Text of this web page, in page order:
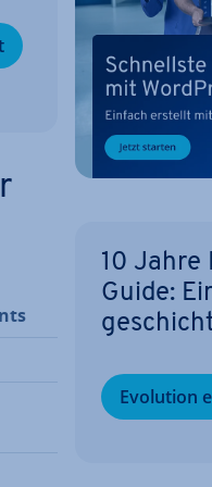
10 Jahre
Guide:
Evolution